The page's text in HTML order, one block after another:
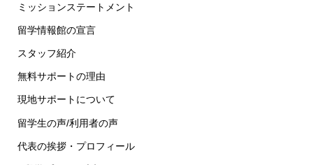
ミッションステートメント
留学情報館の宣言
スタッフ紹介
無料サポートの理由
現地サポートについて
留学生の声/利用者の声
代表の挨拶・プロフィール